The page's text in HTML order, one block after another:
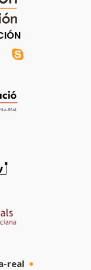
real